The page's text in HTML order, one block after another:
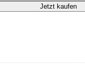
Jetzt kaufen